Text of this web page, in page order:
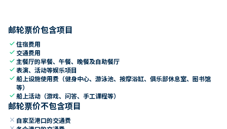
邮轮票价包含项目
check住宿费用
check 交通费用
check 主餐厅的早餐、午餐、晚餐及自助餐厅
check表演、活动等娱乐项目
check船上设施使用费（健身中心、游泳池、按摩浴缸、俱乐部休息室、图书馆
等）
check船上活动（游戏、问答、手工课程等）
邮轮票价不包含项目
close 自家至港口的交通费